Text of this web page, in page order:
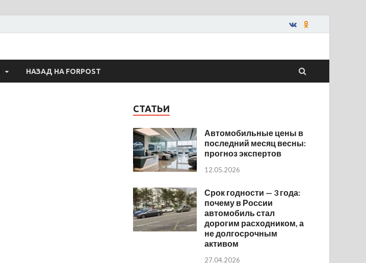
НАЗАД НА FORPOST
СТАТЬИ
Автомобильные цены в
последний месяц весны:
прогноз экспертов
12.05.2026
Срок годности — 3 года:
почему в России
автомобиль стал
дорогим расходником, а
не долгосрочным
активом
27.04.2026